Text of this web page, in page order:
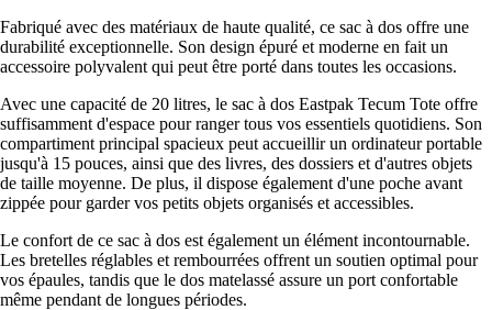
Fabriqué avec des matériaux de haute qualité, ce sac à dos offre une
durabilité exceptionnelle. Son design épuré et moderne en fait un
accessoire polyvalent qui peut être porté dans toutes les occasions.
Avec une capacité de 20 litres, le sac à dos Eastpak Tecum Tote offre
suffisamment d'espace pour ranger tous vos essentiels quotidiens. Son
compartiment principal spacieux peut accueillir un ordinateur portable
jusqu'à 15 pouces, ainsi que des livres, des dossiers et d'autres objets
de taille moyenne. De plus, il dispose également d'une poche avant
zippée pour garder vos petits objets organisés et accessibles.
Le confort de ce sac à dos est également un élément incontournable.
Les bretelles réglables et rembourrées offrent un soutien optimal pour
vos épaules, tandis que le dos matelassé assure un port confortable
même pendant de longues périodes.